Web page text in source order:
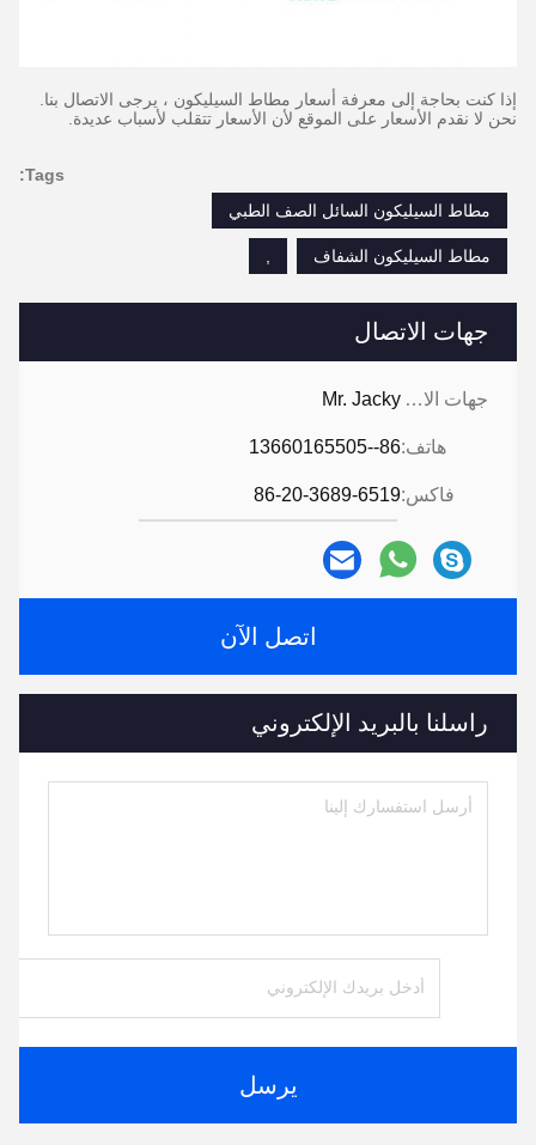
جهات الاتصال
جهات الاتصال: Mr. Jacky
هاتف:86--13660165505
فاكس:86-20-3689-6519
اتصل الآن
راسلنا بالبريد الإلكتروني
يرسل
إذا كنت بحاجة إلى معرفة أسعار مطاط السيليكون ، يرجى الاتصال بنا.
نحن لا نقدم الأسعار على الموقع لأن الأسعار تتقلب لأسباب عديدة.
Tags:
مطاط السيليكون السائل الصف الطبي
مطاط السيليكون الشفاف